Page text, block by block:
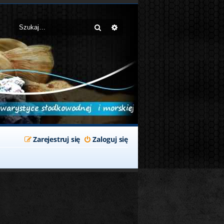
Szukaj
Zaloguj się
Zarejestruj się